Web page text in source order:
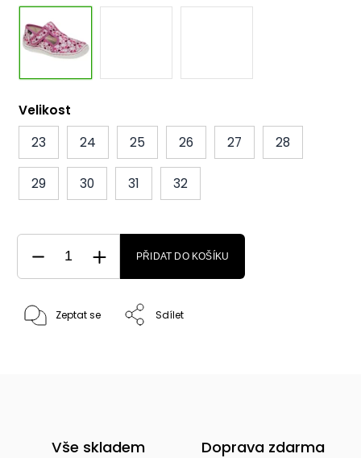
Velikost
23
24 25 26 27 28
29 30 31 32
PŘIDAT DO KOŠÍKU
Zeptat se Sdílet
Vše skladem Doprava zdarma